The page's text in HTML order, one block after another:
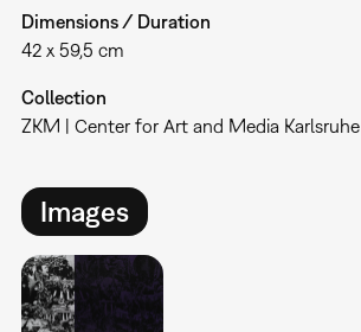
Dimensions / Duration
42 x 59,5 cm
Collection
ZKM | Center for Art and Media Karlsruhe
Images